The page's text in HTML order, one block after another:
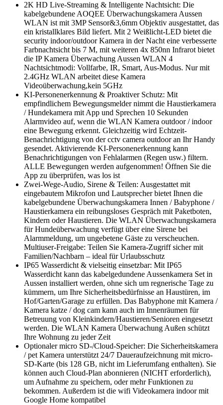
2K HD Live-Streaming & Intelligente Nachtsicht: Die
kabelgebundene AOQEE Überwachungskamera Aussen
WLAN ist mit 3MP Sensor&3,6mm Objektiv ausgestattet, das
ein kristallklares Bild liefert. Mit 2 Weißlicht-LED bietet die
security indoor/outdoor Kamera in der Nacht eine verbesserte
Farbnachtsicht bis 7 M, mit weiteren 4x 850nn Infrarot bietet
die IP Kamera Überwachung Aussen WLAN 4
Nachtsichtmodi: Vollfarbe, IR, Smart, Aus-Modus. Nur mit
2.4GHz WLAN arbeitet diese Kamera
Videoüberwachung,kein 5GHz
KI-Personenerkennung & Proaktiver Schutz: Mit
empfindlichem Bewegungsmelder nimmt die Haustierkamera
/ Hundekamera mit App und Sprechen 10 Sekunden
Alarmvideo auf, wenn die WLAN Kamera outdoor / indoor
eine Bewegung erkennt. Gleichzeitig wird Echtzeit-
Benachrichtigung von der cctv camera outdoor an Ihr Handy
gesendet. Aktivierende KI-Personenerkennung kann
Benachrichtigungen von Fehlalarmen (Regen usw.) filtern.
ALLE Bewegungen werden aufgenommen! Öffnen Sie die
App zu überprüfen, was los ist
Zwei-Wege-Audio, Sirene & Teilen: Ausgestattet mit
eingebautem Mikrofon und Lautsprecher bietet Ihnen die
kabelgebundene Überwachungskamera Innen / Babyphone /
Haustierkamera ein reibungsloses Gespräch mit Paketboten,
Kindern oder Haustieren. Die WLAN Überwachungskamera
für Hundeüberwachung verfügt über eine Sirene bei
Alarmmeldung, um ungebetene Gäste zu verscheuchen.
Multiuser-Freigabe: Teilen Sie Kamera-Zugriff sicher mit
Familien/Nachbarn – ideal für Urlaubsschutz
IP65 Wasserdicht & vielseitig einsetzbar: Mit IP65
Wasserdicht kann das kabelgedundene Aussenkamera Set in
Aussen installiert werden, ohne sich um regnerische Tage zu
kümmern, um Ihre Sicherheitsbedürfnisse an Haustüren, im
Hof/Garten/Garage zu erfüllen. Das Babyphone mit Kamera /
Kamera katze / dog cam kann auch im Innenräumen für
Betreuung von Kleinkindern/Haustieren/Senioren eingesetzt
werden. Die WLAN Kamera Überwachung Außen schützt
Ihre Wohnung zu jeder Zeit
Optionaler micro SD-/Cloud-Speicher: Die Sicherheitskamera
/ pet Kamera unterstützt 24/7 Daueraufzeichnung mit micro-
SD-Karte (bis 128 GB, nicht im Lieferumfang enthalten). Sie
können auch Cloud-Plan abonnieren (NICHT erforderlich),
um Aufnahme zu speichern, oder mehr Funktionen zu
bekommen. Außerdem ist die wifi Videokamera indoor mit
Google Home kompatibel